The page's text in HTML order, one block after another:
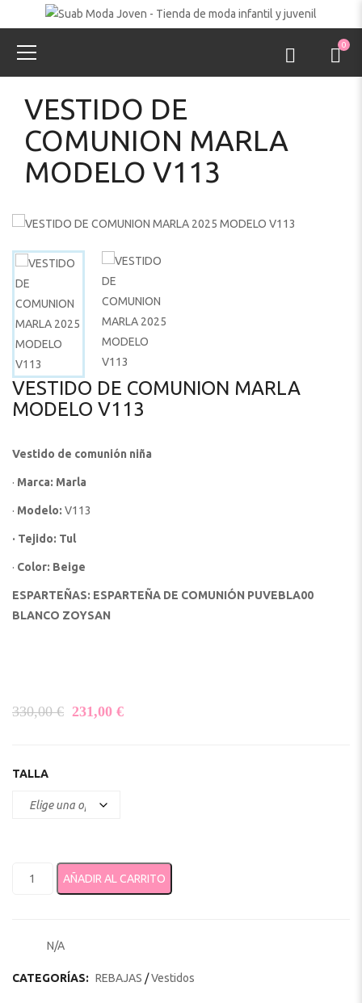
0
VESTIDO DE
COMUNION MARLA
MODELO V113
VESTIDO DE COMUNION MARLA
MODELO V113
Vestido de comunión niña
· Marca: Marla
· Modelo: V113
· Tejido: Tul
· Color: Beige
ESPARTEÑAS: ESPARTEÑA DE COMUNIÓN PUVEBLA00
BLANCO ZOYSAN
330,00€ El precio original era: 330,00 €.
231,00 €
TALLA
VESTIDO DE COMUNION MARLA MODELO V113 cantidad
AÑADIR AL CARRITO
N/A
CATEGORÍAS: REBAJAS /Vestidos